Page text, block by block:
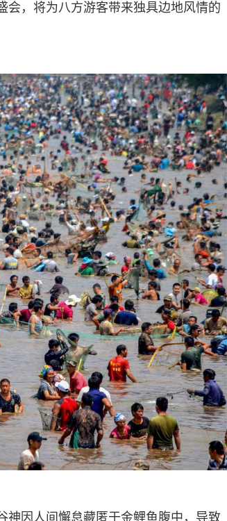
会，将为八方游客带来独具边地风情的
神因人间懈怠藏匿于金鲤鱼腹中，导致